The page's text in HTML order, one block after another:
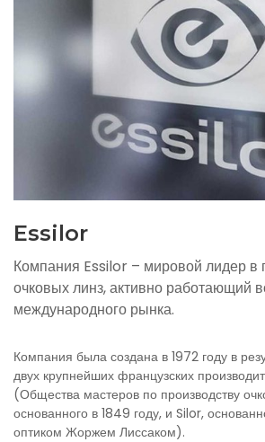
Essilor
Компания Essilor – мировой лидер в
очковых линз, активно работающий
международного рынка.
Компания была создана в 1972 году в
двух крупнейших французских
(Общества мастеров по производству
основанного в 1849 году, и Silor,
оптиком Жоржем Лиссаком).